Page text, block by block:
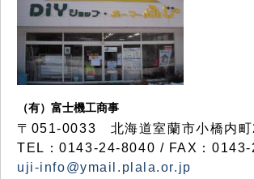
（有）富士機工商事
〒051-0033 北海道室蘭市小橋内
TEL：0143-24-8040 / FAX：
uji-info@ymail.plala.or.jp